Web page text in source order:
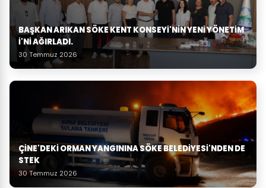
BAŞKAN ARIKAN SÖKE KENT KONSEYI'NIN YENI YÖNETIM
I'NI AĞIRLADI.
30 Temmuz 2026
ÇINE'DEKI ORMAN YANGININA SÖKE BELEDIYESI'NDEN DE
STEK
30 Temmuz 2026